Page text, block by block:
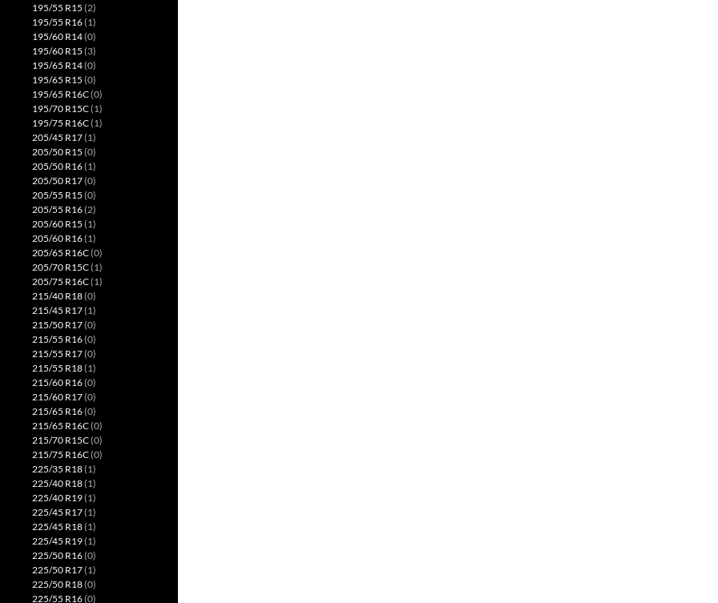
195/55 R15 (2)
195/55 R16(1)
195/60 R14(0)
195/60 R15 (3)
195/65 R14(0)
195/65 R15 (0)
195/65 R16C(0)
195/70 R15C(1)
195/75 R16C(1)
205/45 R17(1)
205/50 R15 (0)
205/50 R16(1)
205/50 R17(0)
205/55 R15 (0)
205/55 R16(2)
205/60 R15 (1)
205/60 R16(1)
205/65 R16C(0)
205/70 R15C(1)
205/75 R16C(1)
215/40 R18(0)
215/45 R17(1)
215/50 R17(0)
215/55 R16(0)
215/55 R17(0)
215/55 R18(1)
215/60 R16(0)
215/60 R17(0)
215/65 R16(0)
215/65 R16C(0)
215/70 R15C(0)
215/75 R16C(0)
225/35 R18(1)
225/40 R18(1)
225/40 R19(1)
225/45 R17(1)
225/45 R18(1)
225/45 R19(1)
225/50 R16(0)
225/50 R17(1)
225/50 R18(0)
225/55 R16(0)